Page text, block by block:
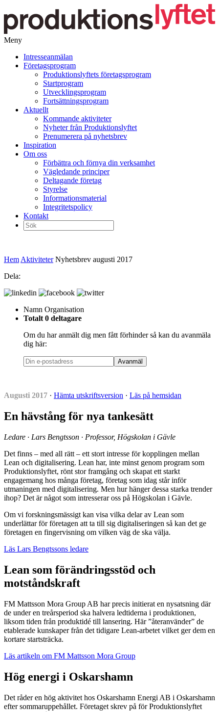
Meny
vidare
Intresseanmälan
Företagsprogram
Produktionslyftets företagsprogram
Startprogram
Utvecklingsprogram
Fortsättningsprogram
Aktuellt
Kommande aktiviteter
Nyheter från Produktionslyftet
Prenumerera på nyhetsbrev
Inspiration
Om oss
Förbättra och förnya din verksamhet
Vägledande principer
Deltagande företag
Styrelse
Informationsmaterial
Integritetspolicy
Kontakt
Sök
efter:
Hem Aktiviteter Nyhetsbrev augusti 2017
Dela:
Namn Organisation
Totalt 0 deltagare
Om du har anmält dig men fått förhinder så kan du avanmäla
dig här:
Avanmäl
Augusti 2017 · Hämta utskriftsversion · Läs på hemsidan
En hävstång för nya tankesätt
Ledare · Lars Bengtsson · Professor, Högskolan i Gävle
Det finns – med all rätt – ett stort intresse för kopplingen mellan
Lean och digitalisering. Lean har, inte minst genom program som
Produktionslyftet, rönt stor framgång och skapat ett starkt
engagemang hos många företag, företag som idag står inför
utmaningen med digitalisering. Men hur hänger dessa starka trender
ihop? Det är något som intresserar oss på Högskolan i Gävle.
Om vi forskningsmässigt kan visa vilka delar av Lean som
underlättar för företagen att ta till sig digitaliseringen så kan det ge
företagen en fingervisning om vilken väg de ska välja.
Läs Lars Bengtssons ledare
Lean som förändringsstöd och
motståndskraft
FM Mattsson Mora Group AB har precis initierat en nysatsning där
de under en treårsperiod ska halvera ledtiderna i produktionen,
liksom tiden från produktidé till lansering. Här ”återanvänder” de
etablerade kunskaper från det tidigare Lean-arbetet vilket ger dem en
kortare startsträcka.
Läs artikeln om FM Mattsson Mora Group
Hög energi i Oskarshamn
Det råder en hög aktivitet hos Oskarshamn Energi AB i Oskarshamn
efter sommaruppehållet. Företaget skrev på för Produktionslyftet